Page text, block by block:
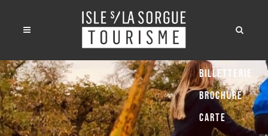
Billetterie
Brochure
Carte